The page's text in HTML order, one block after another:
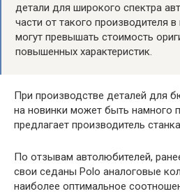
детали для широкого спектра
части от такого производителя
могут превышать стоимость
повышенных характеристик.
При производстве деталей для
на новинки может быть намного
предлагает производитель
По отзывам автолюбителей,
свои седаны Polo аналоговые
наиболее оптимальное